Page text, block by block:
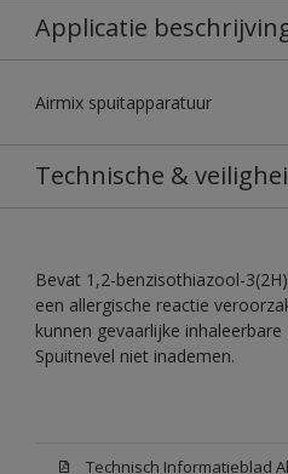
Applicatie
Airmix spuitapparatuur
Technische &
Bevat 1,2-benzisothiazool-
een allergische reactie
kunnen gevaarlijke
Spuitnevel niet inademen.